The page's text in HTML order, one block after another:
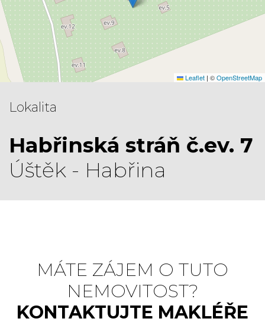
Leaflet | ©OpenStreetMap
Lokalita
Habřinská stráň č.ev. 7
Úštěk - Habřina
MÁTE ZÁJEM O TUTO
NEMOVITOST?
KONTAKTUJTE MAKLÉŘE